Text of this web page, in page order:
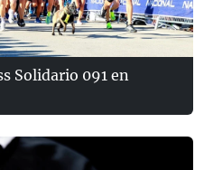
Solidario 091 en